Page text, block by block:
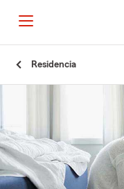
Residencia